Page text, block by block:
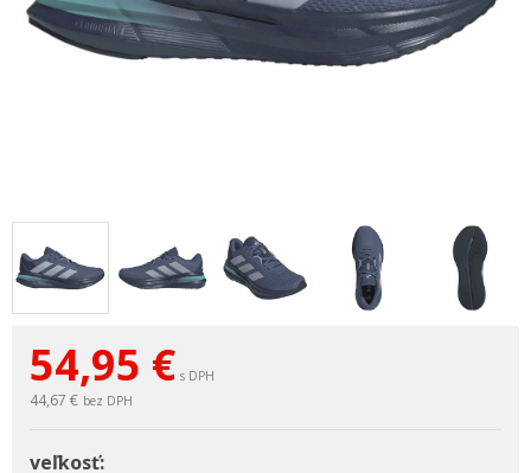
54,95 € s DPH
44,67 € bez DPH
veľkosť: